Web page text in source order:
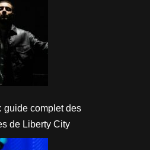
guide complet des
de Liberty City